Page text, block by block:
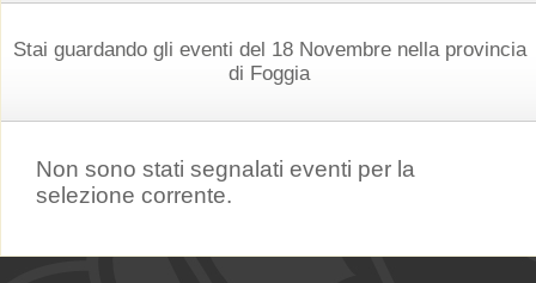
Stai guardando gli eventi del 18 Novembre nella provincia
di Foggia
Non sono stati segnalati eventi per la
selezione corrente.